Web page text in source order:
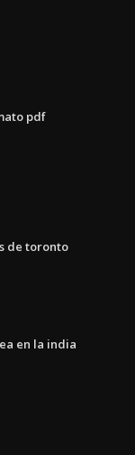
pdf
de toronto
en la india